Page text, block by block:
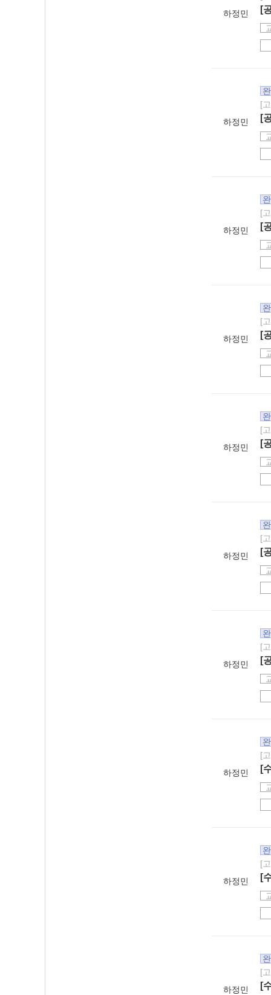
하정민 [
하정민
[
[
하정민
[
[
하정민
[
[
하정민
[
[
하정민
[
[
하정민
[
[
하정민
[
[
하정민
[
[
하정민
[
[